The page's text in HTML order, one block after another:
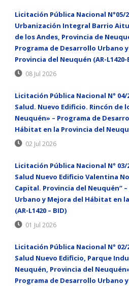
Licitación Pública Nacional N°05/
Urbanización Integral Barrio
de los Andes, Provincia de
Programa de Desarrollo Urbano
Provincia del Neuquén (AR-L1420-
08 Jul 2026
Licitación Pública Nacional N° 04/
Salud. Nuevo Edificio. Rincón de
Neuquén» – Programa de
Hábitat en la Provincia del
02 Jul 2026
Licitación Pública Nacional N° 03/
Salud Nuevo Edificio Valentina
Capital. Provincia del Neuquén”
Urbano y Mejora del Hábitat en
(AR-L1420 – BID)
01 Jul 2026
Licitación Pública Nacional N°
Salud Nuevo Edificio, Parque
Neuquén, Provincia del
Programa de Desarrollo Urbano